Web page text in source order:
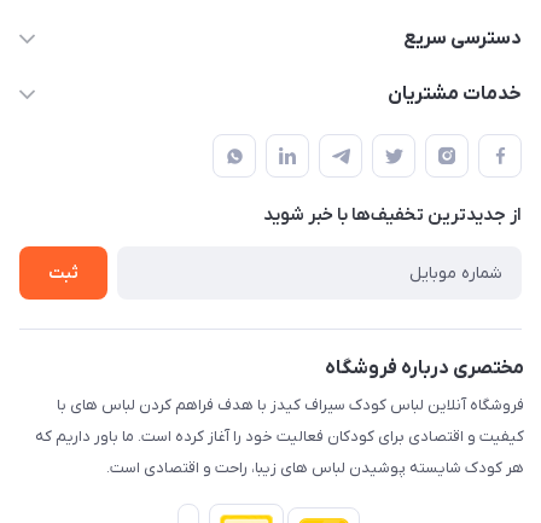
09178110667
پاسارگارد۷ – کنار نانوایی – دفتر مجموعه سیراف
دسترسی سریع
حساب کاربری
درباره ما
تماس با ما
خدمات مشتریان
قوانین و مقررات
حریم خصوصی
راهنما
از جدید‌ترین تخفیف‌ها با‌ خبر شوید
ثبت
مختصری درباره فروشگاه
فروشگاه آنلاین لباس کودک سیراف کیدز با هدف فراهم کردن لباس های با
کیفیت و اقتصادی برای کودکان فعالیت خود را آغاز کرده است. ما باور داریم که
هر کودک شایسته پوشیدن لباس های زیبا، راحت و اقتصادی است.